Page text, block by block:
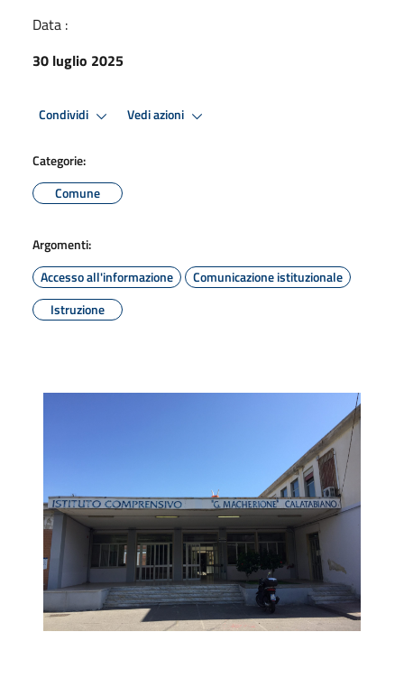
Data :
30 luglio 2025
Condividi Vedi azioni
Categorie:
Comune
Argomenti:
Accesso all'informazione
Comunicazione istituzionale
Istruzione